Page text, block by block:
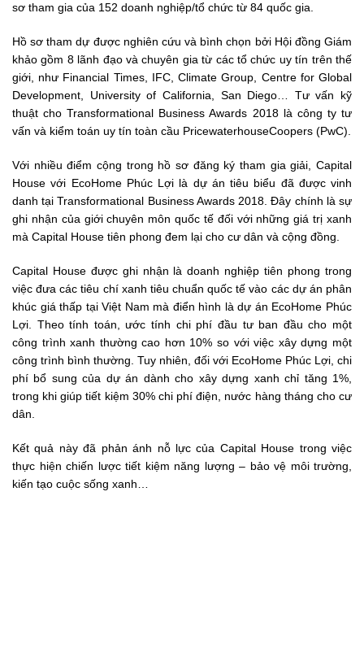
sơ tham gia của 152 doanh nghiệp/tổ chức từ 84 quốc gia.
Hồ sơ tham dự được nghiên cứu và bình chọn bởi Hội đồng Giám
khảo gồm 8 lãnh đạo và chuyên gia từ các tổ chức uy tín trên thế
giới, như Financial Times, IFC, Climate Group, Centre for Global
Development, University of California, San Diego… Tư vấn kỹ
thuật cho Transformational Business Awards 2018 là công ty tư
vấn và kiểm toán uy tín toàn cầu PricewaterhouseCoopers (PwC).
Với nhiều điểm cộng trong hồ sơ đăng ký tham gia giải, Capital
House với EcoHome Phúc Lợi là dự án tiêu biểu đã được vinh
danh tại Transformational Business Awards 2018. Đây chính là sự
ghi nhận của giới chuyên môn quốc tế đối với những giá trị xanh
mà Capital House tiên phong đem lại cho cư dân và cộng đồng.
Capital House được ghi nhận là doanh nghiệp tiên phong trong
việc đưa các tiêu chí xanh tiêu chuẩn quốc tế vào các dự án phân
khúc giá thấp tại Việt Nam mà điển hình là dự án EcoHome Phúc
Lợi. Theo tính toán, ước tính chi phí đầu tư ban đầu cho một
công trình xanh thường cao hơn 10% so với việc xây dựng một
công trình bình thường. Tuy nhiên, đối với EcoHome Phúc Lợi, chi
phí bổ sung của dự án dành cho xây dựng xanh chỉ tăng 1%,
trong khi giúp tiết kiệm 30% chi phí điện, nước hàng tháng cho cư
dân.
Kết quả này đã phản ánh nỗ lực của Capital House trong việc
thực hiện chiến lược tiết kiệm năng lượng – bảo vệ môi trường,
kiến tạo cuộc sống xanh…